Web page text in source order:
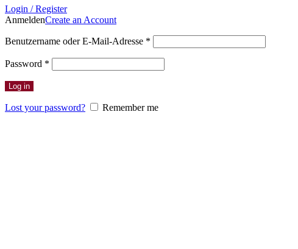
Login / Register
AnmeldenCreate an Account
Benutzername oder E-Mail-Adresse *
Password *
Log in
Lost your password? Remember me